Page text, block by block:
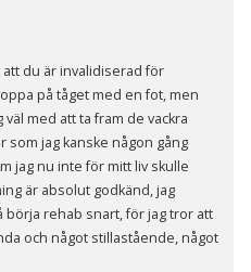
du är invalidiserad för
på tåget med en fot, men
med att ta fram de vackra
som jag kanske någon gång
jag nu inte för mitt liv skulle
är absolut godkänd, jag
börja rehab snart, för jag tror att
och något stillastående, något